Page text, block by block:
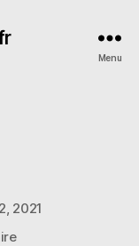
Menu
2021
sur